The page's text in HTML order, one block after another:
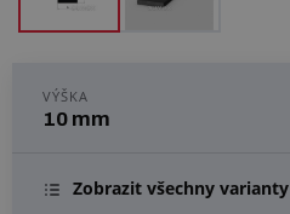
VÝŠKA
10 mm
Zobrazit všechny varianty